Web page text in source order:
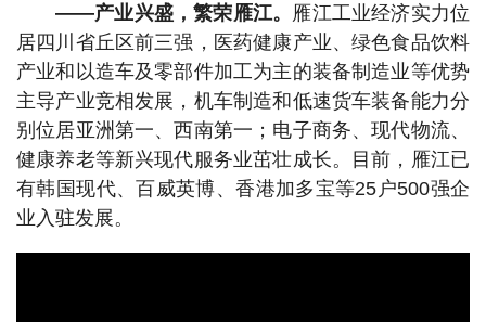
——产业兴盛，繁荣雁江。 雁江工业经济实力位
居四川省丘区前三强，医药健康产业、绿色食品饮料
产业和以造车及零部件加工为主的装备制造业等优势
主导产业竞相发展，机车制造和低速货车装备能力分
别位居亚洲第一、西南第一；电子商务、现代物流、
健康养老等新兴现代服务业茁壮成长。目前，雁江已
有韩国现代、百威英博、香港加多宝等25户500强企
业入驻发展。